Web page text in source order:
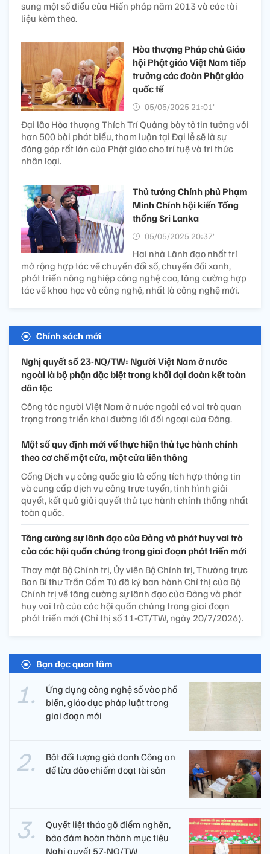
sung một số điều của Hiến pháp năm 2013 và các tài
liệu kèm theo.
Hòa thượng Pháp chủ Giáo
hội Phật giáo Việt Nam tiếp
trưởng các đoàn Phật giáo
quốc tế
05/05/2025 21:01’
Đại lão Hòa thượng Thích Trí Quảng bày tỏ tin tưởng với
hơn 500 bài phát biểu, tham luận tại Đại lễ sẽ là sự
đóng góp rất lớn của Phật giáo cho trí tuệ và tri thức
nhân loại.
Thủ tướng Chính phủ Phạm
Minh Chính hội kiến Tổng
thống Sri Lanka
05/05/2025 20:37’
Hai nhà Lãnh đạo nhất trí
mở rộng hợp tác về chuyển đổi số, chuyển đổi xanh,
phát triển nông nghiệp công nghệ cao, tăng cường hợp
tác về khoa học và công nghệ, nhất là công nghệ mới.
Chính sách mới
Nghị quyết số 23-NQ/TW: Người Việt Nam ở nước
ngoài là bộ phận đặc biệt trong khối đại đoàn kết toàn
dân tộc
Công tác người Việt Nam ở nước ngoài có vai trò quan
trọng trong triển khai đường lối đối ngoại của Đảng.
Một số quy định mới về thực hiện thủ tục hành chính
theo cơ chế một cửa, một cửa liên thông
Cổng Dịch vụ công quốc gia là cổng tích hợp thông tin
và cung cấp dịch vụ công trực tuyến, tình hình giải
quyết, kết quả giải quyết thủ tục hành chính thống nhất
toàn quốc.
Tăng cường sự lãnh đạo của Đảng và phát huy vai trò
của các hội quần chúng trong giai đoạn phát triển mới
Thay mặt Bộ Chính trị, Ủy viên Bộ Chính trị, Thường trực
Ban Bí thư Trần Cẩm Tú đã ký ban hành Chỉ thị của Bộ
Chính trị về tăng cường sự lãnh đạo của Đảng và phát
huy vai trò của các hội quần chúng trong giai đoạn
phát triển mới (Chỉ thị số 11-CT/TW, ngày 20/7/2026).
Bạn đọc quan tâm
Ứng dụng công nghệ số vào phổ
biến, giáo dục pháp luật trong
giai đoạn mới
Bắt đối tượng giả danh Công an
để lừa đảo chiếm đoạt tài sản
Quyết liệt tháo gỡ điểm nghẽn,
bảo đảm hoàn thành mục tiêu
Nghị quyết 57-NQ/TW